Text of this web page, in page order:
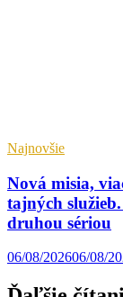
Najnovšie
Nová misia,
tajných
druhou sériou
06/08/202606/08/